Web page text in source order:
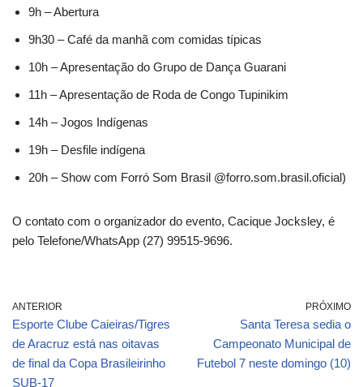
9h – Abertura
9h30 – Café da manhã com comidas típicas
10h – Apresentação do Grupo de Dança Guarani
11h – Apresentação de Roda de Congo Tupinikim
14h – Jogos Indígenas
19h – Desfile indígena
20h – Show com Forró Som Brasil @forro.som.brasil.oficial)
O contato com o organizador do evento, Cacique Jocksley, é
pelo Telefone/WhatsApp (27) 99515-9696.
ANTERIOR
Esporte Clube Caieiras/Tigres
de Aracruz está nas oitavas
de final da Copa Brasileirinho
SUB-17
PRÓXIMO
Santa Teresa sedia o
Campeonato Municipal de
Futebol 7 neste domingo (10)